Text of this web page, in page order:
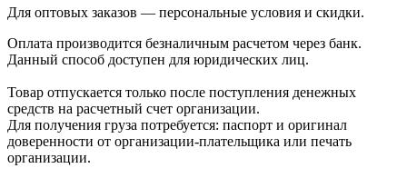
Для оптовых заказов — персональные условия и скидки.
Оплата производится безналичным расчетом через банк.
Данный способ доступен для юридических лиц.
Товар отпускается только после поступления денежных
средств на расчетный счет организации.
Для получения груза потребуется: паспорт и оригинал
доверенности от организации-плательщика или печать
организации.